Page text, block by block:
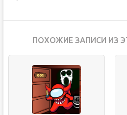
ПОХОЖИЕ ЗАПИСИ ИЗ